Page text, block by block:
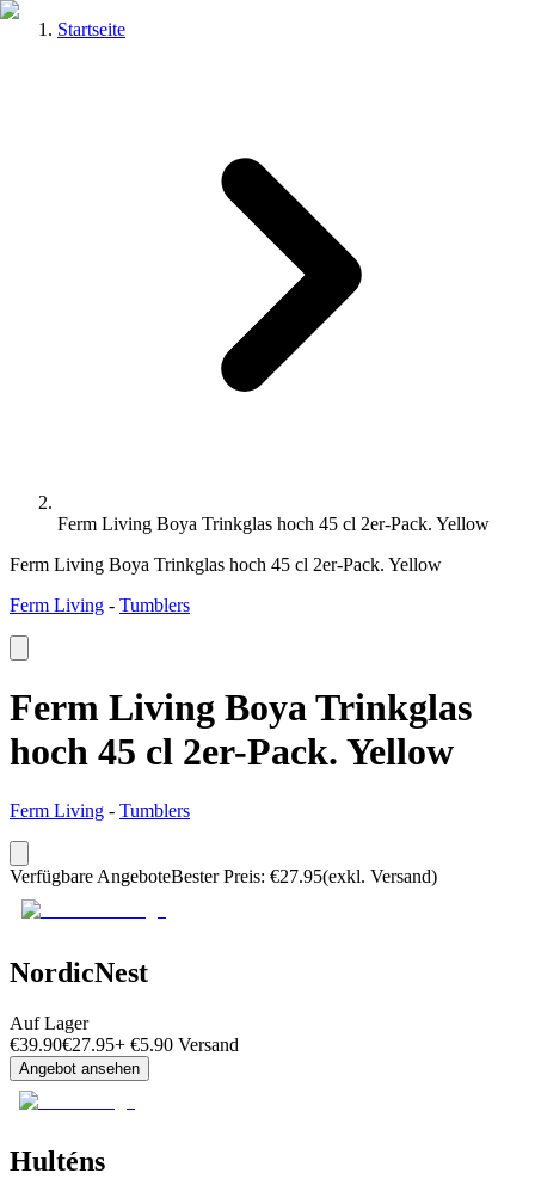
Startseite
Ferm Living Boya Trinkglas hoch 45 cl 2er-Pack. Yellow
Ferm Living Boya Trinkglas hoch 45 cl 2er-Pack. Yellow
Ferm Living - Tumblers
Ferm Living Boya Trinkglas
hoch 45 cl 2er-Pack. Yellow
Ferm Living - Tumblers
Verfügbare AngeboteBester Preis: €27.95(exkl. Versand)
NordicNest
Auf Lager
€39.90€27.95+ €5.90 Versand
Angebot ansehen
Hulténs